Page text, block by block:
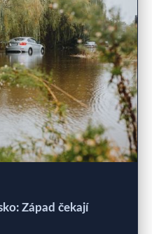
Západ čekají